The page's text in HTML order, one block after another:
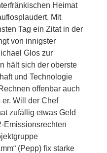
Heimat
Mit
Tag ein Zitat in der
von innigster
Glos zur
hält sich der oberste
und Technologie
offenbar auch
Will der Chef
zufällig etwas Geld
Emissionsrechten
(Pepp) fix starke